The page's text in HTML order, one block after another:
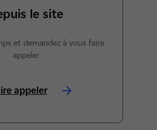
le site
et demandez à vous faire
appeler
appeler